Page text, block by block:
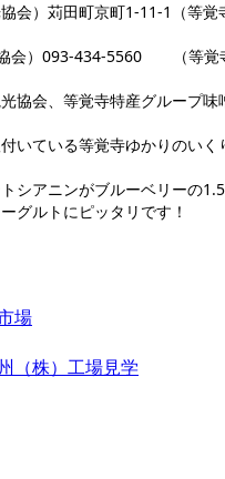
協会）苅田町京町1-11-1（等覚
協会）093-434-5560 （等覚
光協会、等覚寺特産グループ味
いている等覚寺ゆかりのいく
シアニンがブルーベリーの
グルトにピッタリです！
場
（株）工場見学